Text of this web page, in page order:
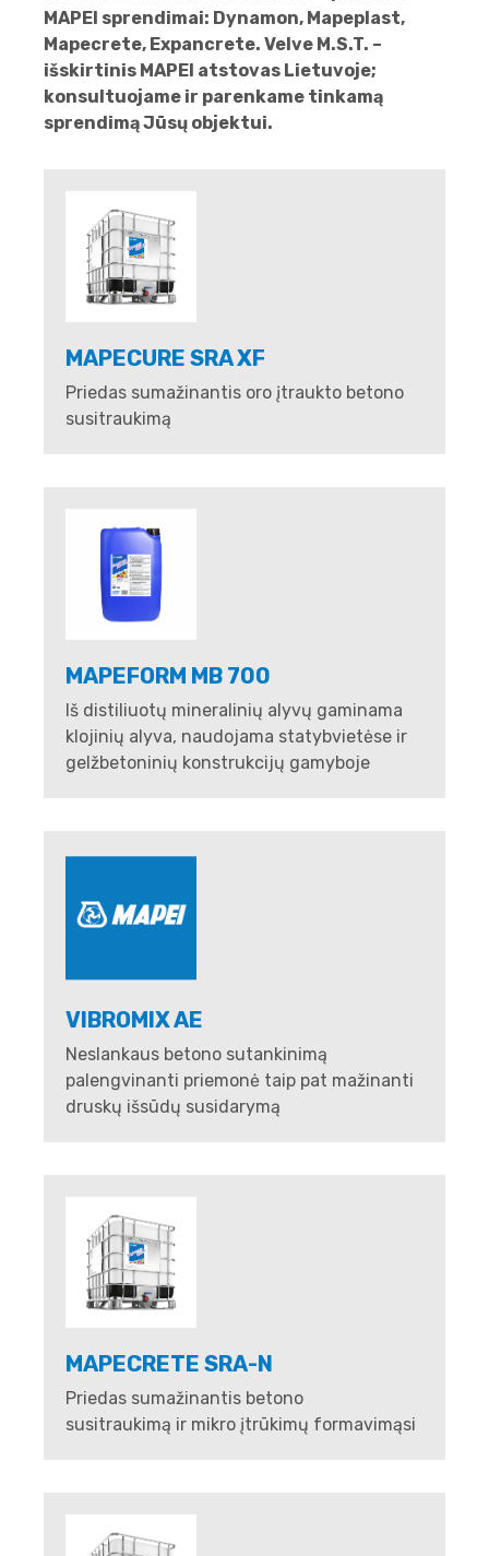
MAPEI sprendimai: Dynamon, Mapeplast,
Mapecrete, Expancrete. Velve M.S.T. –
išskirtinis MAPEI atstovas Lietuvoje;
konsultuojame ir parenkame tinkamą
sprendimą Jūsų objektui.
MAPECURE SRA XF
Priedas sumažinantis oro įtraukto betono
susitraukimą
MAPEFORM MB 700
Iš distiliuotų mineralinių alyvų gaminama
klojinių alyva, naudojama statybvietėse ir
gelžbetoninių konstrukcijų gamyboje
VIBROMIX AE
Neslankaus betono sutankinimą
palengvinanti priemonė taip pat mažinanti
druskų išsūdų susidarymą
MAPECRETE SRA-N
Priedas sumažinantis betono
susitraukimą ir mikro įtrūkimų formavimąsi